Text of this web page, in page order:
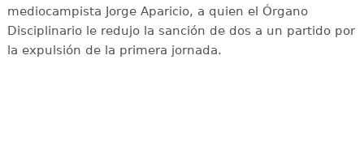
mediocampista Jorge Aparicio, a quien el Órgano
Disciplinario le redujo la sanción de dos a un partido por
la expulsión de la primera jornada.